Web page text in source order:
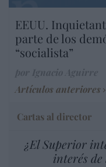
EEUU.
parte de los
“socialista”
Artículos anteriores
Cartas al director
¿El Superior
interés